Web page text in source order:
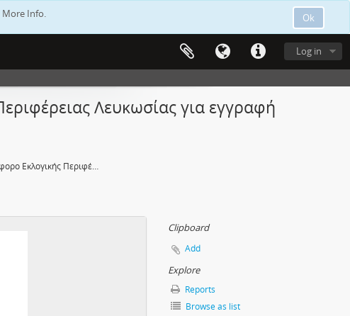
Ok
More Info.
Log in
Λευκωσίας για εγγραφή
Επιστολή από Έφορο Εκλογικής Περιφέρειας Λευκωσίας για εγγραφή στον εκλογικό κατάλογο, 20/11/1959
Clipboard
Add
Explore
Reports
Browse as list